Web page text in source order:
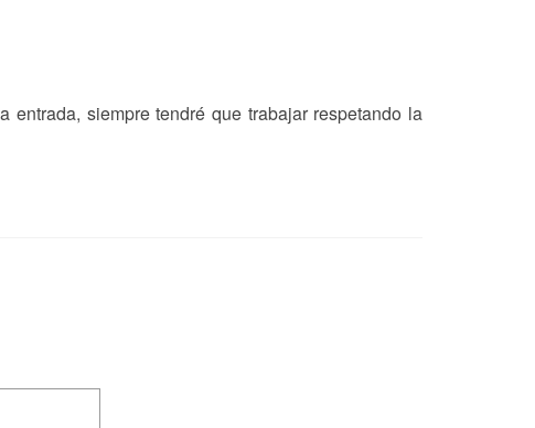
siempre tendré que trabajar respetando la